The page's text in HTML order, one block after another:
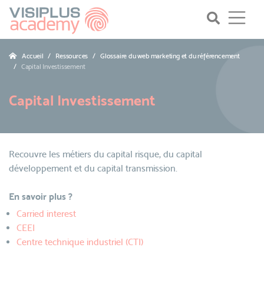
Accueil Ressources
Glossaire du web marketing et du référencement
Capital Investissement
Capital Investissement
Recouvre les métiers du capital risque, du capital
développement et du capital transmission.
En savoir plus ?
Carried interest
CEEI
Centre technique industriel (CTI)